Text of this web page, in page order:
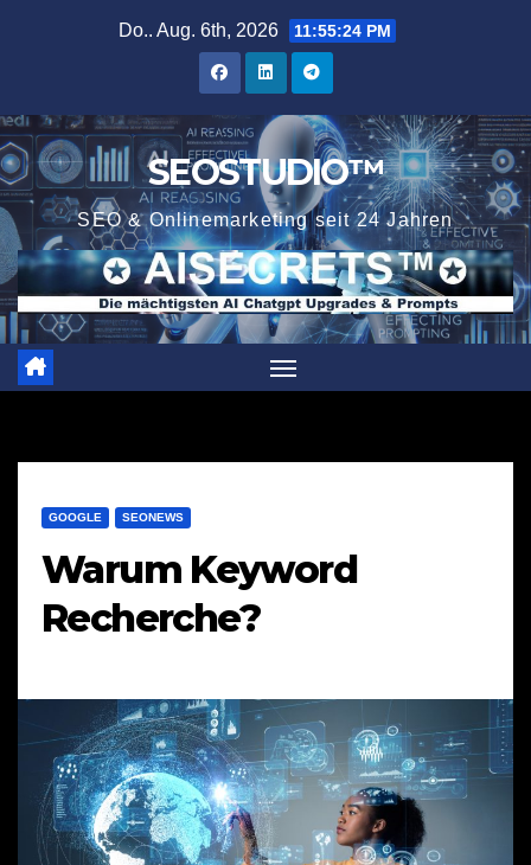
Do.. Aug. 6th, 2026 11:55:24 PM
SEOSTUDIO™
SEO & Onlinemarketing seit 24 Jahren
GOOGLE SEONEWS
Warum Keyword
Recherche?